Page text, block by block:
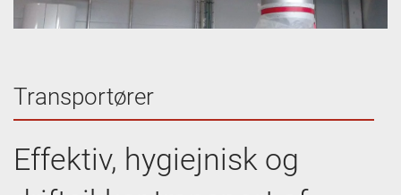
Transportører
Effektiv, hygiejnisk og